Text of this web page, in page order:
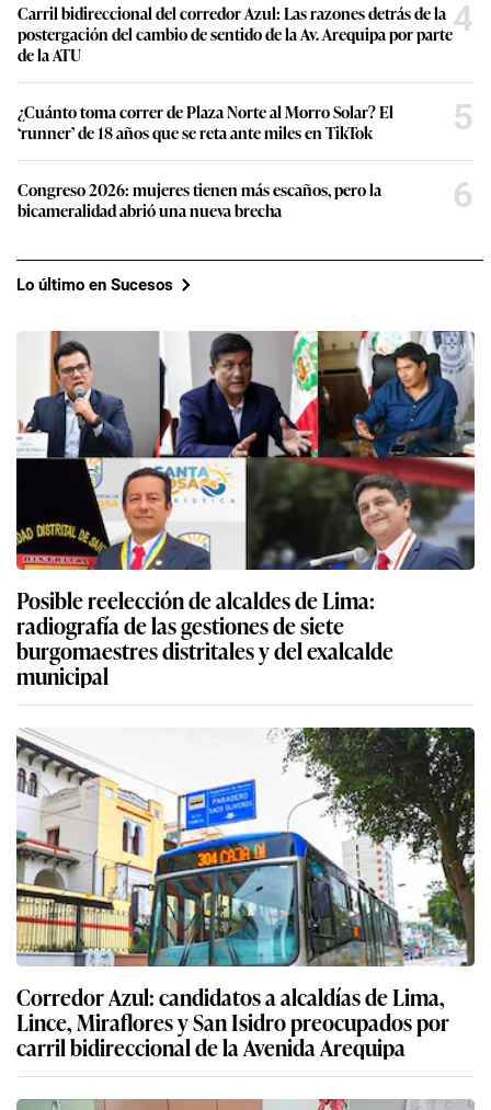
Carril bidireccional del corredor Azul: Las razones detrás de la
postergación del cambio de sentido de la Av. Arequipa por parte
de la ATU
4
¿Cuánto toma correr de Plaza Norte al Morro Solar? El
‘runner’ de 18 años que se reta ante miles en TikTok
5
Congreso 2026: mujeres tienen más escaños, pero la
bicameralidad abrió una nueva brecha
6
Lo último en Sucesos
Posible reelección de alcaldes de Lima:
radiografía de las gestiones de siete
burgomaestres distritales y del exalcalde
municipal
Corredor Azul: candidatos a alcaldías de Lima,
Lince, Miraflores y San Isidro preocupados por
carril bidireccional de la Avenida Arequipa